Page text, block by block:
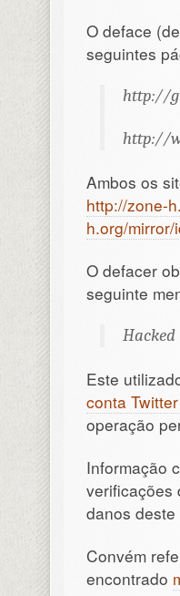
O deface
seguintes
http://
http://
Ambos os
http://zone-
h.org/
O defacer
seguinte
Hacked
Este
conta
operação
Informação
verificações
danos
Convém
encontrado